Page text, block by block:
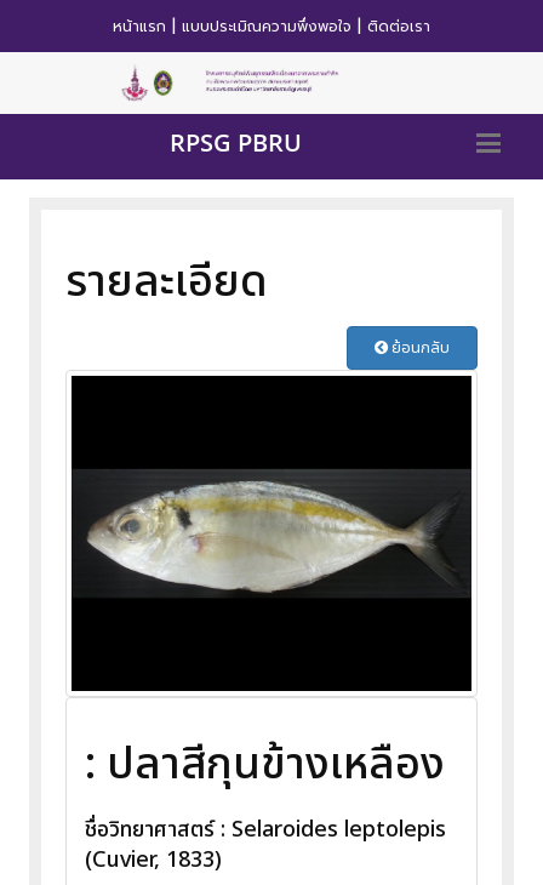
หน้าแรก | แบบประเมิณความพึ่งพอใจ | ติดต่อเรา
RPSG PBRU
รายละเอียด
ย้อนกลับ
: ปลาสีกุนข้างเหลือง
ชื่อวิทยาศาสตร์ : Selaroides leptolepis
(Cuvier, 1833)